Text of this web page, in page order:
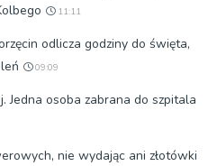
11:11
odlicza godziny do święta,
09:09
Jedna osoba zabrana do szpitala
nie wydając ani złotówki